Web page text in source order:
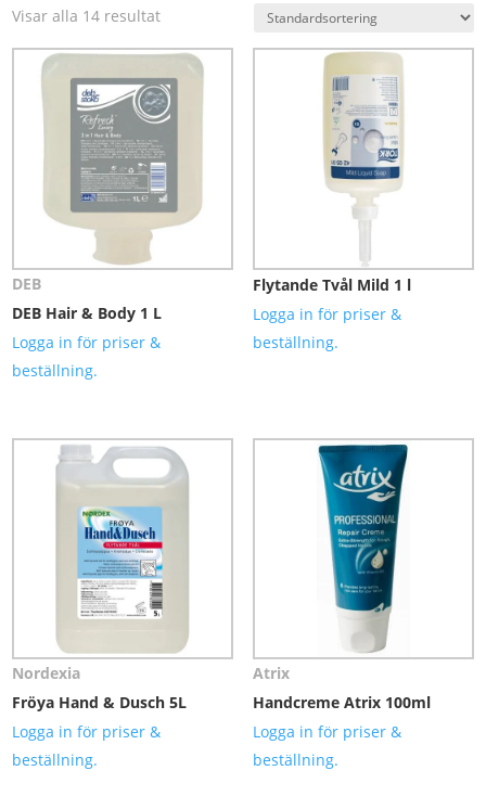
Visar alla 14 resultat
DEB
DEB Hair & Body 1 L
Logga in för priser &
beställning.
Flytande Tvål Mild 1 l
Logga in för priser &
beställning.
Nordexia
Fröya Hand & Dusch 5L
Logga in för priser &
beställning.
Atrix
Handcreme Atrix 100ml
Logga in för priser &
beställning.